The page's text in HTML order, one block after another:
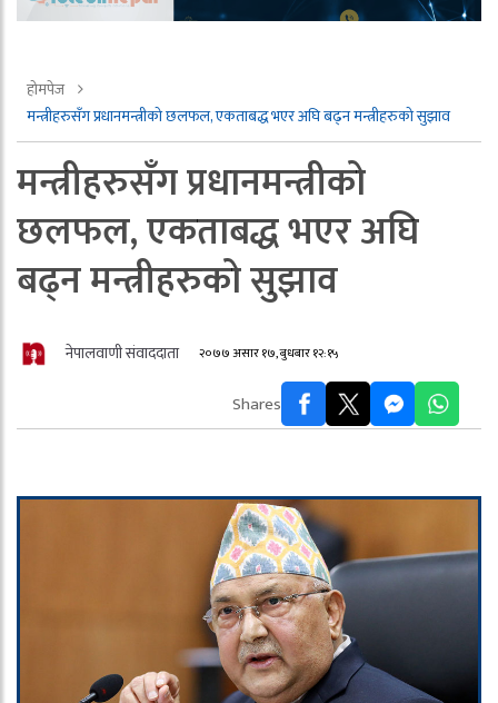
होमपेज
मन्त्रीहरुसँग प्रधानमन्त्रीको छलफल, एकताबद्ध भएर अघि बढ्न मन्त्रीहरुको सुझाव
मन्त्रीहरुसँग प्रधानमन्त्रीको
छलफल, एकताबद्ध भएर अघि
बढ्न मन्त्रीहरुको सुझाव
नेपालवाणी संवाददाता २०७७ असार १७, बुधबार १२:१५
Shares